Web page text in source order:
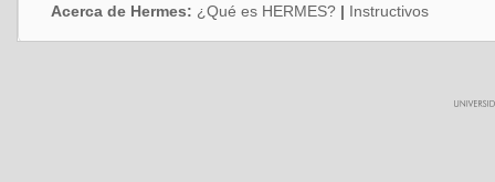
Acerca de Hermes: ¿Qué es HERMES? | Instructivos